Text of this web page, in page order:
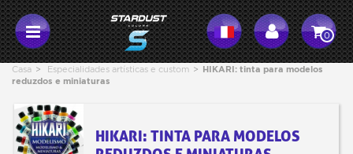
0
Casa > Especialidades artísticas e custom > HIKARI: tinta para modelos
reduzdos e miniaturas
HIKARI: TINTA PARA MODELOS